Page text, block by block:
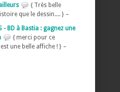
{ Très belle
que le dessin.... } –
- BD à Bastia : gagnez une
{ merci pour ce
une belle affiche ! } –